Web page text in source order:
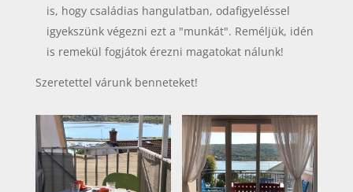
is, hogy családias hangulatban, odafigyeléssel
igyekszünk végezni ezt a "munkát". Reméljük, idén
is remekül fogjátok érezni magatokat nálunk!
Szeretettel várunk benneteket!